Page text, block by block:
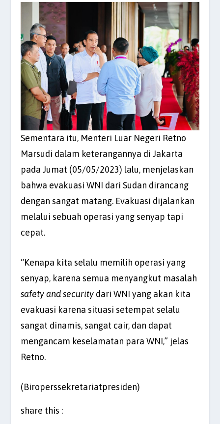
Sementara itu, Menteri Luar Negeri Retno
Marsudi dalam keterangannya di Jakarta
pada Jumat (05/05/2023) lalu, menjelaskan
bahwa evakuasi WNI dari Sudan dirancang
dengan sangat matang. Evakuasi dijalankan
melalui sebuah operasi yang senyap tapi
cepat.
“Kenapa kita selalu memilih operasi yang
senyap, karena semua menyangkut masalah
safety and security dari WNI yang akan kita
evakuasi karena situasi setempat selalu
sangat dinamis, sangat cair, dan dapat
mengancam keselamatan para WNI,” jelas
Retno.
(Biroperssekretariatpresiden)
share this :